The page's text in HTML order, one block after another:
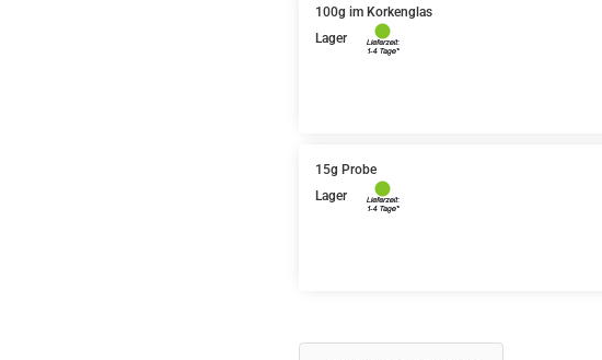
100g im Korkenglas
Lager
15g Probe
Lager